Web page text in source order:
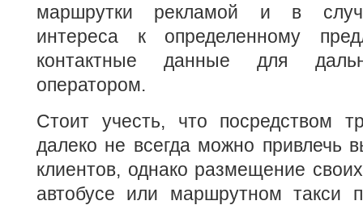
маршрутки рекламой и в
интереса к определенному
контактные данные для
оператором.
Стоит учесть, что посредством
далеко не всегда можно привлечь
клиентов, однако размещение
автобусе или маршрутном такси